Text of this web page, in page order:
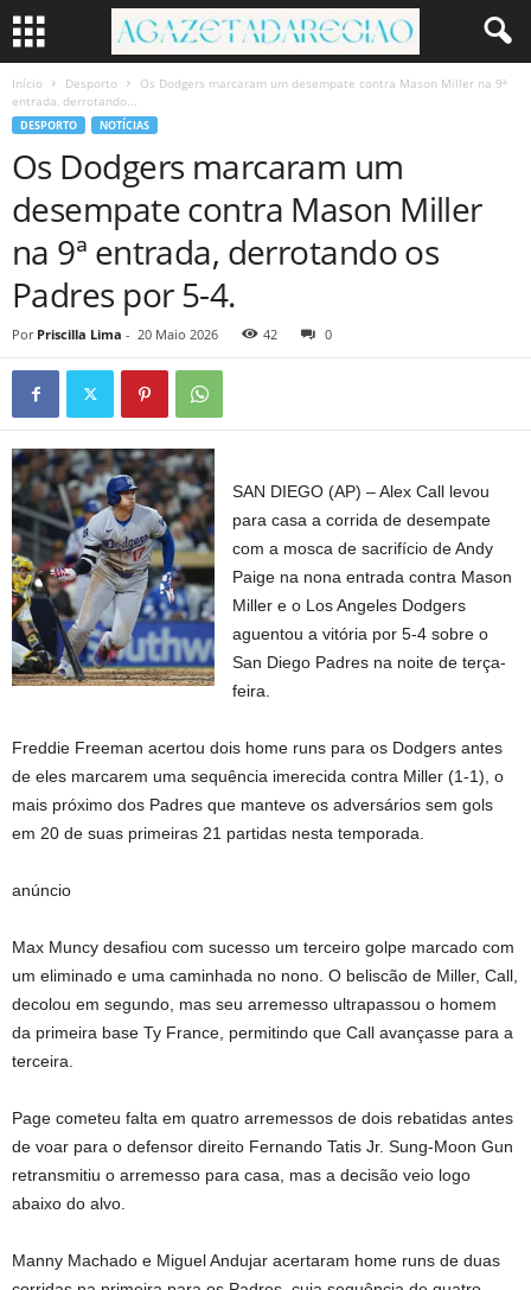
Início Desporto
Os Dodgers marcaram um desempate contra Mason Miller na 9ª
entrada, derrotando...
DESPORTO NOTÍCIAS
Os Dodgers marcaram um
desempate contra Mason Miller
na 9ª entrada, derrotando os
Padres por 5-4.
Por Priscilla Lima - 20 Maio 2026 42 0
SAN DIEGO (AP) – Alex Call levou
para casa a corrida de desempate
com a mosca de sacrifício de Andy
Paige na nona entrada contra Mason
Miller e o Los Angeles Dodgers
aguentou a vitória por 5-4 sobre o
San Diego Padres na noite de terça-
feira.
Freddie Freeman acertou dois home runs para os Dodgers antes
de eles marcarem uma sequência imerecida contra Miller (1-1), o
mais próximo dos Padres que manteve os adversários sem gols
em 20 de suas primeiras 21 partidas nesta temporada.
anúncio
Max Muncy desafiou com sucesso um terceiro golpe marcado com
um eliminado e uma caminhada no nono. O beliscão de Miller, Call,
decolou em segundo, mas seu arremesso ultrapassou o homem
da primeira base Ty France, permitindo que Call avançasse para a
terceira.
Page cometeu falta em quatro arremessos de dois rebatidas antes
de voar para o defensor direito Fernando Tatis Jr. Sung-Moon Gun
retransmitiu o arremesso para casa, mas a decisão veio logo
abaixo do alvo.
Manny Machado e Miguel Andujar acertaram home runs de duas